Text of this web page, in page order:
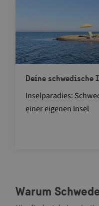
Deine schwedische
Inselparadies:
einer eigenen Insel
Warum